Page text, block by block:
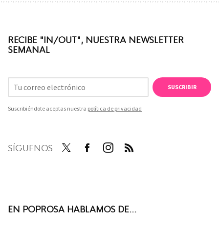
RECIBE "IN/OUT", NUESTRA NEWSLETTER
SEMANAL
SUSCRIBIR
Suscribiéndote aceptas nuestra política de privacidad
SÍGUENOS
EN POPROSA HABLAMOS DE...